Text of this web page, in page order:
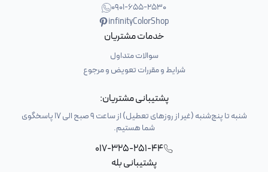
0901-655-2530
infinityColorShop
خدمات مشتریان
سوالات متداول
شرایط و مقررات تعویض و مرجوع
پشتیبانی مشتریان:
شنبه تا پنج‌شنبه (غیر از روزهای تعطیل) از ساعت 9 صبح الی 17 پاسخگوی
شما هستیم.
017-325-251-44
پشتیبانی بله